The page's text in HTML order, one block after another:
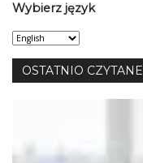
Wybierz język
Wybierz
język
OSTATNIO CZYTANE